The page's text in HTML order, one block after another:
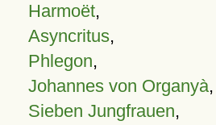
Harmoët,
Asyncritus,
Phlegon,
Johannes von Organyà,
Sieben Jungfrauen,